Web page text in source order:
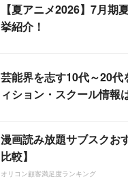
【夏アニメ2026】7月期
挙紹介！
芸能界を志す10代～20
ィション・スクール情報
漫画読み放題サブスクお
比較】
オリコン顧客満足度ランキング